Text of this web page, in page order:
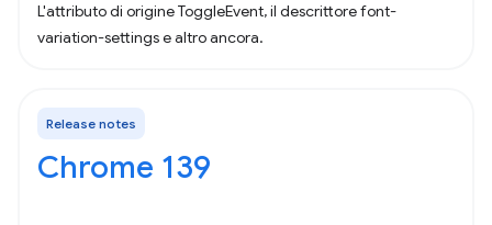
L'attributo di origine ToggleEvent, il descrittore font-
variation-settings e altro ancora.
Release notes
Chrome 139